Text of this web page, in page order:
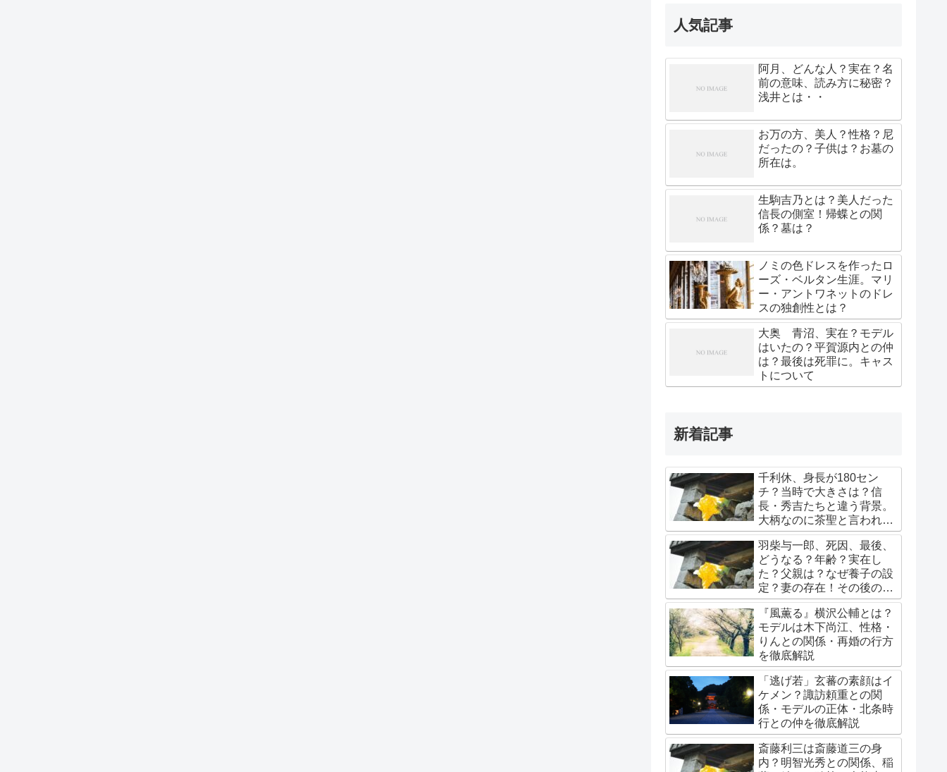
人気記事
阿月、どんな人？実在？名
前の意味、読み方に秘密？
浅井とは・・
お万の方、美人？性格？尼
だったの？子供は？お墓の
所在は。
生駒吉乃とは？美人だった
信長の側室！帰蝶との関
係？墓は？
ノミの色ドレスを作ったロ
ーズ・ベルタン生涯。マリ
ー・アントワネットのドレ
スの独創性とは？
大奥 青沼、実在？モデル
はいたの？平賀源内との仲
は？最後は死罪に。キャス
トについて
新着記事
千利休、身長が180セン
チ？当時で大きさは？信
長・秀吉たちと違う背景。
大柄なのに茶聖と言われる
理由。秀吉に嫌われ？吉岡
秀隆が。
羽柴与一郎、死因、最後、
どうなる？年齢？実在し
た？父親は？なぜ養子の設
定？妻の存在！その後の豊
臣家は？
『風薫る』横沢公輔とは？
モデルは木下尚江、性格・
りんとの関係・再婚の行方
を徹底解説
「逃げ若」玄蕃の素顔はイ
ケメン？諏訪頼重との関
係・モデルの正体・北条時
行との仲を徹底解説
斎藤利三は斎藤道三の身
内？明智光秀との関係、稲